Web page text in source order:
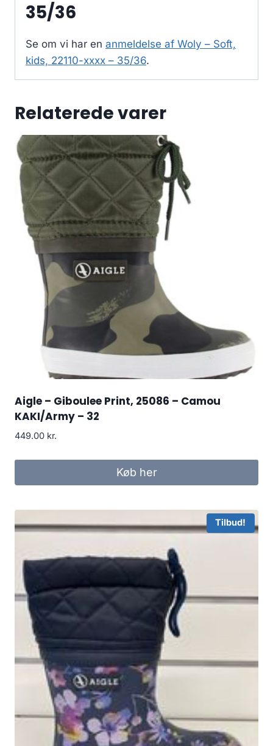
35/36
Se om vi har en anmeldelse af Woly – Soft,
kids, 22110-xxxx – 35/36.
Relaterede varer
Aigle – Giboulee Print, 25086 – Camou
KAKI/Army – 32
449.00 kr.
Køb her
Tilbud!